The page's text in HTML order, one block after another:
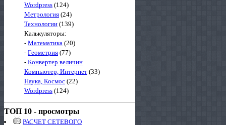
Wordpress (124)
Метрология (24)
Технологии (139)
Калькуляторы:
- Математика (20)
- Геометрия (77)
- Конвертер величин
Компьютер, Интернет (33)
Наука, Космос (22)
Wordpress (124)
ТОП 10 - просмотры
РАСЧЕТ СЕТЕВОГО